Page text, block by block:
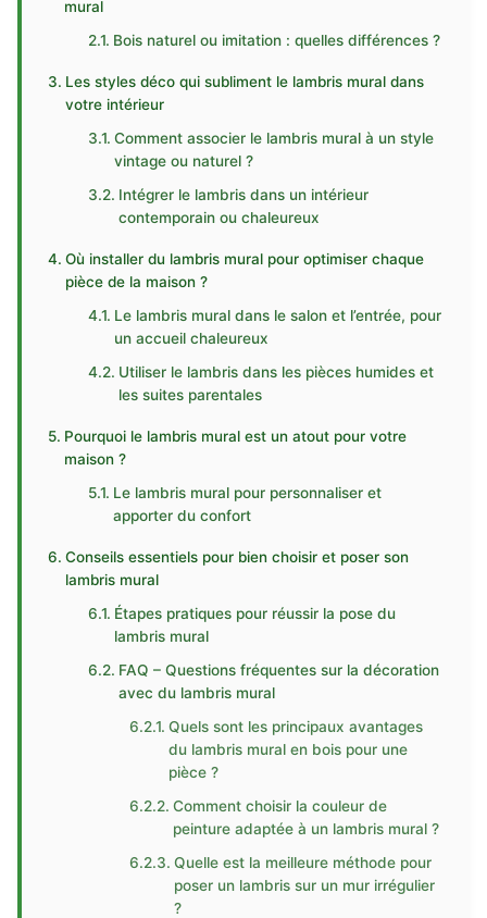
mural
Bois naturel ou imitation : quelles différences ?
Les styles déco qui subliment le lambris mural dans
votre intérieur
Comment associer le lambris mural à un style
vintage ou naturel ?
Intégrer le lambris dans un intérieur
contemporain ou chaleureux
Où installer du lambris mural pour optimiser chaque
pièce de la maison ?
Le lambris mural dans le salon et l’entrée, pour
un accueil chaleureux
Utiliser le lambris dans les pièces humides et
les suites parentales
Pourquoi le lambris mural est un atout pour votre
maison ?
Le lambris mural pour personnaliser et
apporter du confort
Conseils essentiels pour bien choisir et poser son
lambris mural
Étapes pratiques pour réussir la pose du
lambris mural
FAQ – Questions fréquentes sur la décoration
avec du lambris mural
Quels sont les principaux avantages
du lambris mural en bois pour une
pièce ?
Comment choisir la couleur de
peinture adaptée à un lambris mural ?
Quelle est la meilleure méthode pour
poser un lambris sur un mur irrégulier
?